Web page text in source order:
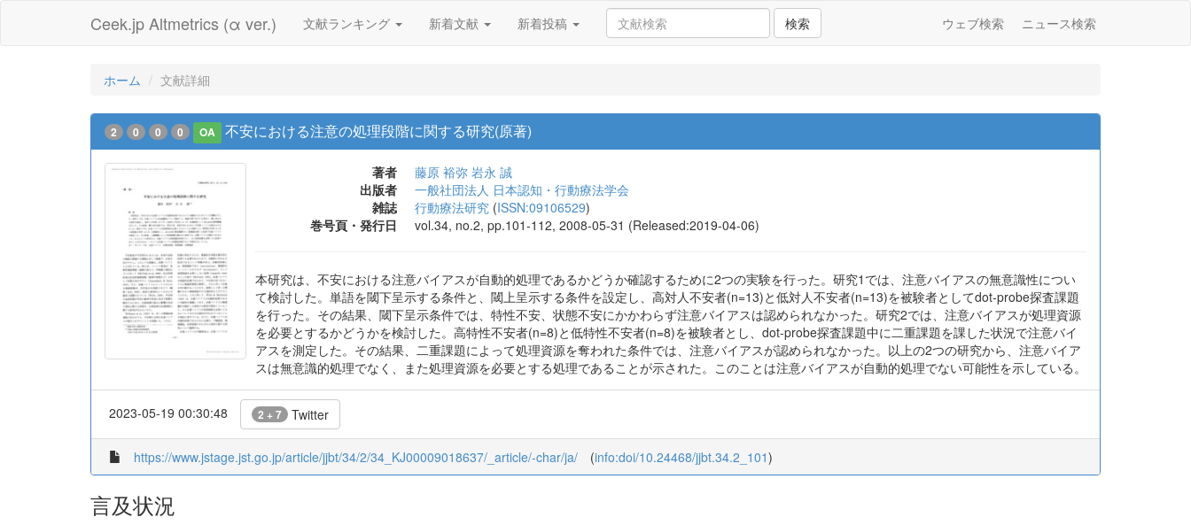
Ceek.jp Altmetrics (α ver.) 文献ランキング 新着文献 新着投稿 検索 ウェブ検索 ニュース検索
ホーム 文献詳細
2 0 0 0 OA 不安における注意の処理段階に関する研究(原著)
著者 藤原 裕弥 岩永 誠
出版者
一般社団法人 日本認知・行動療法学会
雑誌
行動療法研究 (ISSN:09106529)
巻号頁・発行日
vol.34, no.2, pp.101-112, 2008-05-31 (Released:2019-04-06)
本研究は、不安における注意バイアスが自動的処理であるかどうか確認するために2つの実験を行った。研究1では、注意バイアスの無意識性につい
て検討した。単語を閾下呈示する条件と、閾上呈示する条件を設定し、高対人不安者(n=13)と低対人不安者(n=13)を被験者としてdot-probe探査課題
を行った。その結果、閾下呈示条件では、特性不安、状態不安にかかわらず注意バイアスは認められなかった。研究2では、注意バイアスが処理資源
を必要とするかどうかを検討した。高特性不安者(n=8)と低特性不安者(n=8)を被験者とし、dot-probe探査課題中に二重課題を課した状況で注意バイ
アスを測定した。その結果、二重課題によって処理資源を奪われた条件では、注意バイアスが認められなかった。以上の2つの研究から、注意バイア
スは無意識的処理でなく、また処理資源を必要とする処理であることが示された。このことは注意バイアスが自動的処理でない可能性を示している。
2023-05-19 00:30:48 2 + 7 Twitter
https://www.jstage.jst.go.jp/article/jjbt/34/2/34_KJ00009018637/_article/-char/ja/ (info:doi/10.24468/jjbt.34.2_101)
言及状況